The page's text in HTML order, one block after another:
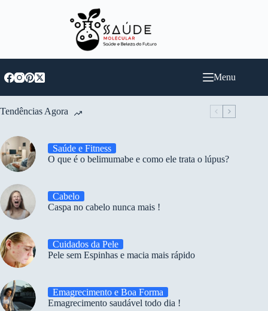
Menu
Tendências Agora
Saúde e Fitness
O que é o belimumabe e como ele trata o lúpus?
Cabelo
Caspa no cabelo nunca mais !
Cuidados da Pele
Pele sem Espinhas e macia mais rápido
Emagrecimento e Boa Forma
Emagrecimento saudável todo dia !